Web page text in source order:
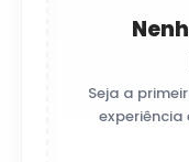
Seja a
experiência